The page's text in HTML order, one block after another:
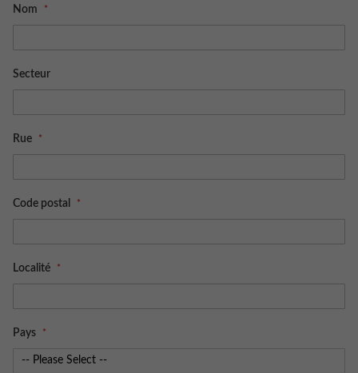
Nom
Secteur
Rue
Code postal
Localité
Pays